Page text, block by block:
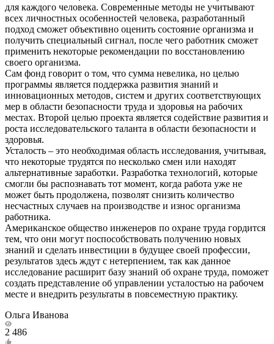
для каждого человека. Современные методы не учитывают
всех личностных особенностей человека, разработанный
подход сможет объективно оценить состояние организма и
получить специальный сигнал, после чего работник сможет
применить некоторые рекомендации по восстановлению
своего организма.
Сам фонд говорит о том, что сумма невелика, но целью
программы является поддержка развития знаний и
инновационных методов, систем и других соответствующих
мер в области безопасности труда и здоровья на рабочих
местах. Второй целью проекта является содействие развития и
роста исследовательского таланта в области безопасности и
здоровья.
Усталость – это необходимая область исследования, учитывая,
что некоторые трудятся по несколько смен или находят
альтернативные заработки. Разработка технологий, которые
смогли бы распознавать тот момент, когда работа уже не
может быть продолжена, позволят снизить количество
несчастных случаев на производстве и износ организма
работника.
Американское общество инженеров по охране труда гордится
тем, что они могут поспособствовать получению новых
знаний и сделать инвестиции в будущее своей профессии,
результатов здесь ждут с нетерпением, так как данное
исследование расширит базу знаний об охране труда, поможет
создать представление об управлении усталостью на рабочем
месте и внедрить результаты в повсеместную практику.
Ольга Иванова
2 486